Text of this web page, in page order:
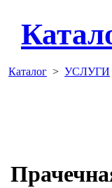
Каталог > УСЛУГИ